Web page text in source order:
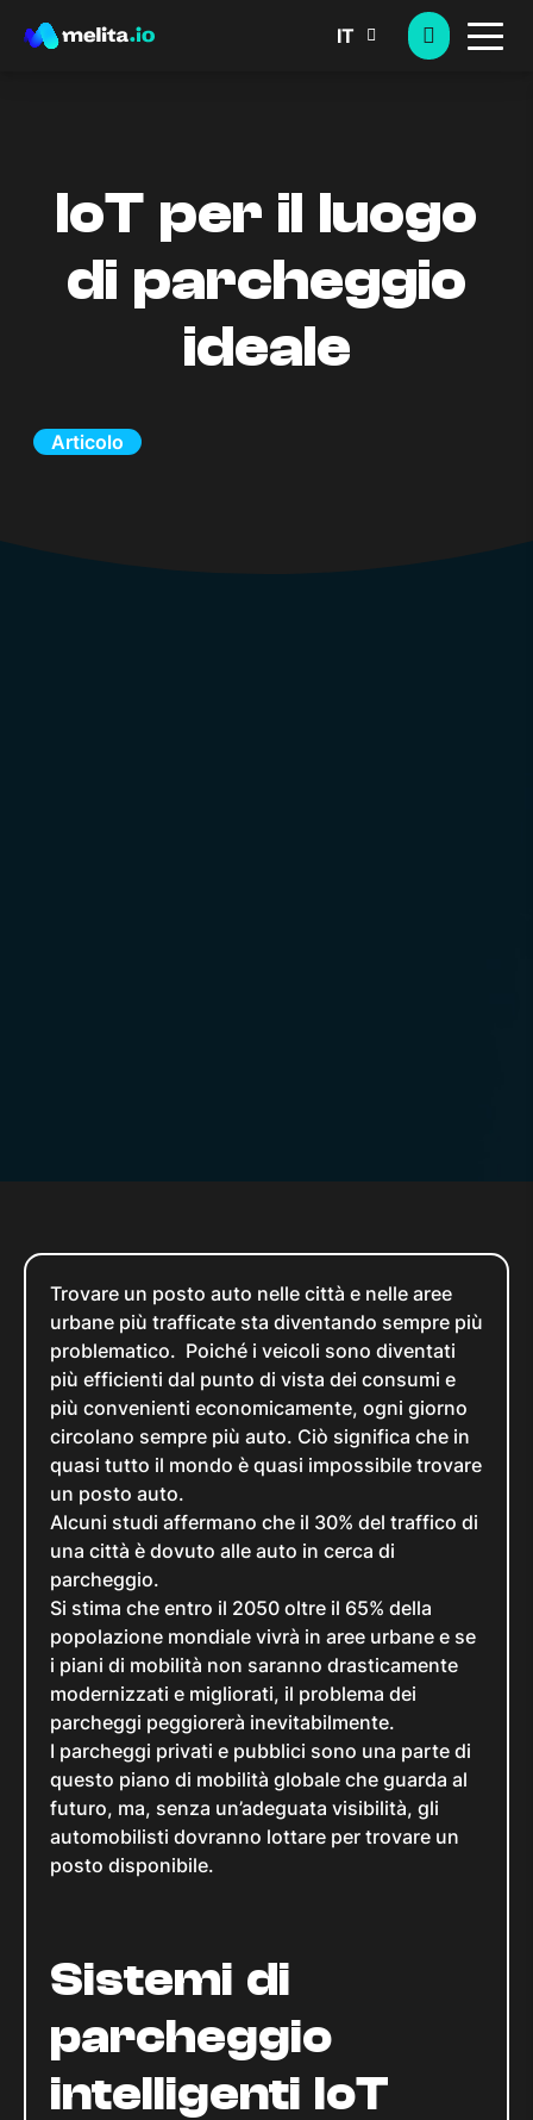
IT
IoT per il luogo
di parcheggio
ideale
Articolo
Trovare un posto auto nelle città e nelle aree
urbane più trafficate sta diventando sempre più
problematico. Poiché i veicoli sono diventati
più efficienti dal punto di vista dei consumi e
più convenienti economicamente, ogni giorno
circolano sempre più auto. Ciò significa che in
quasi tutto il mondo è quasi impossibile trovare
un posto auto.
Alcuni studi affermano che il 30% del traffico di
una città è dovuto alle auto in cerca di
parcheggio.
Si stima che entro il 2050 oltre il 65% della
popolazione mondiale vivrà in aree urbane e se
i piani di mobilità non saranno drasticamente
modernizzati e migliorati, il problema dei
parcheggi peggiorerà inevitabilmente.
I parcheggi privati e pubblici sono una parte di
questo piano di mobilità globale che guarda al
futuro, ma, senza un’adeguata visibilità, gli
automobilisti dovranno lottare per trovare un
posto disponibile.
Sistemi di
parcheggio
intelligenti IoT